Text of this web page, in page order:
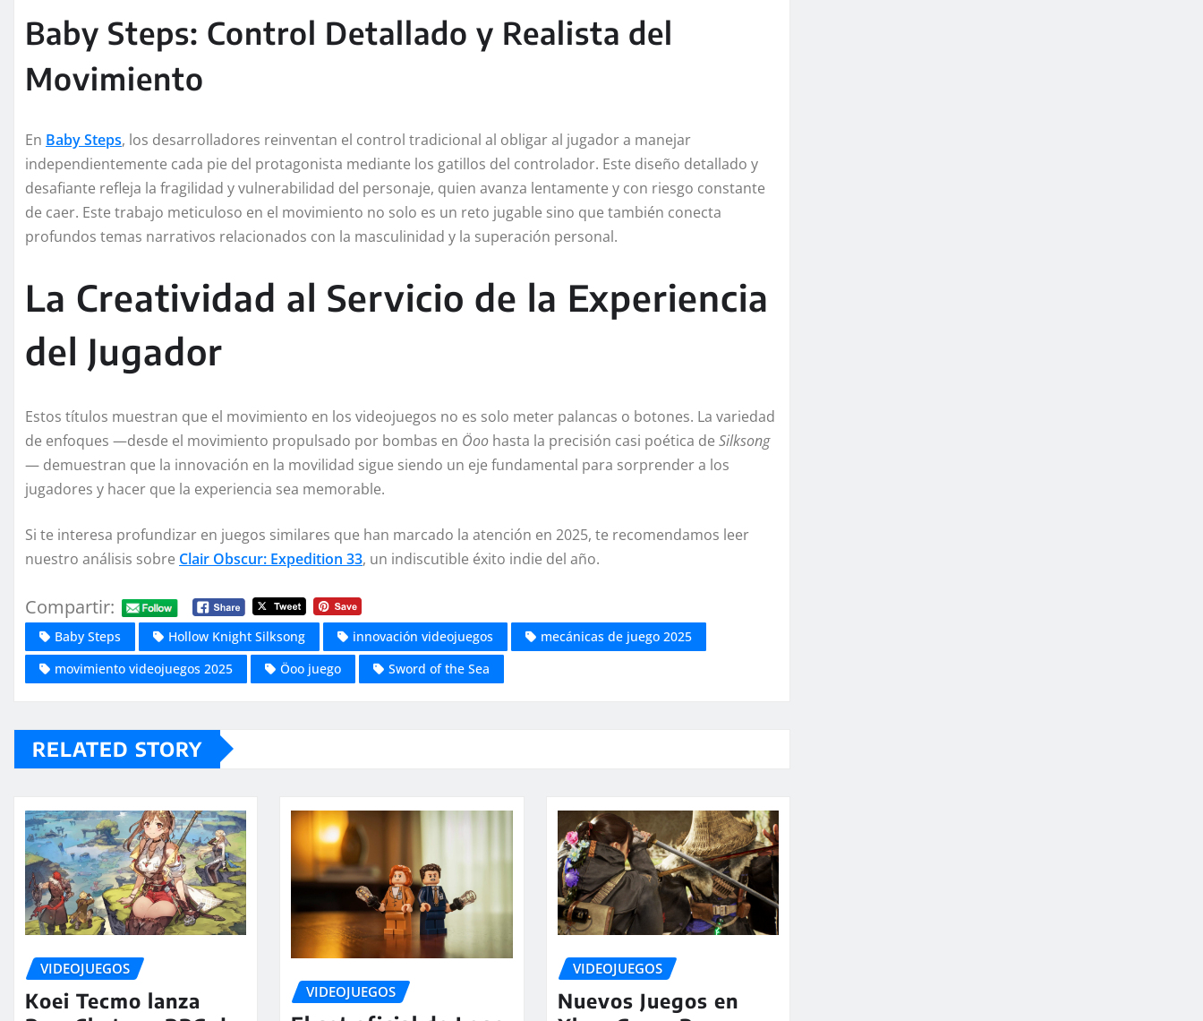
Baby Steps: Control Detallado y Realista del
Movimiento
En Baby Steps, los desarrolladores reinventan el control tradicional al obligar al jugador a manejar
independientemente cada pie del protagonista mediante los gatillos del controlador. Este diseño detallado y
desafiante refleja la fragilidad y vulnerabilidad del personaje, quien avanza lentamente y con riesgo constante
de caer. Este trabajo meticuloso en el movimiento no solo es un reto jugable sino que también conecta
profundos temas narrativos relacionados con la masculinidad y la superación personal.
La Creatividad al Servicio de la Experiencia
del Jugador
Estos títulos muestran que el movimiento en los videojuegos no es solo meter palancas o botones. La variedad
de enfoques —desde el movimiento propulsado por bombas en Öoo hasta la precisión casi poética de Silksong
— demuestran que la innovación en la movilidad sigue siendo un eje fundamental para sorprender a los
jugadores y hacer que la experiencia sea memorable.
Si te interesa profundizar en juegos similares que han marcado la atención en 2025, te recomendamos leer
nuestro análisis sobre Clair Obscur: Expedition 33, un indiscutible éxito indie del año.
Compartir:
Baby Steps Hollow Knight Silksong innovación videojuegos
mecánicas de juego 2025
movimiento videojuegos 2025
Öoo juego Sword of the Sea
RELATED STORY
VIDEOJUEGOS
Koei Tecmo lanza
VIDEOJUEGOS
VIDEOJUEGOS
Nuevos Juegos en